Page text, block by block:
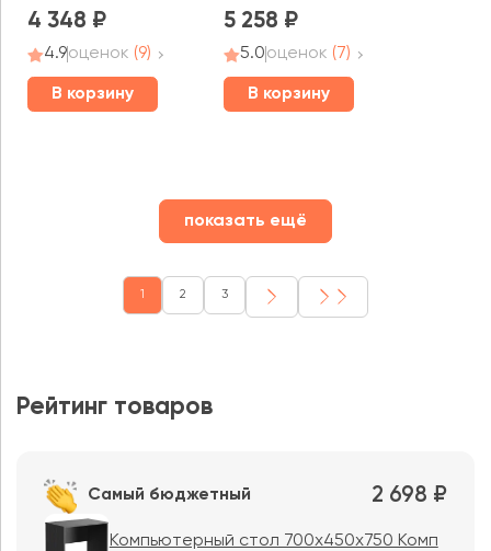
4 348
4.9оценок (9)
В корзину
5 258
5.0оценок (7)
В корзину
показать ещё
1 2 3
Рейтинг товаров
Самый бюджетный 2 698 ₽
Компьютерный стол 700х450х750 Комп